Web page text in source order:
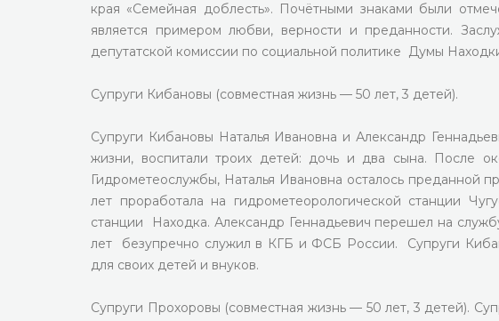
края «Семейная доблесть». Почётными знаками были
является примером любви, верности и преданности.
депутатской комиссии по социальной политике Думы
Супруги Кибановы (совместная жизнь — 50 лет, 3 детей).
Супруги Кибановы Наталья Ивановна и Александр
жизни, воспитали троих детей: дочь и два сына. После
Гидрометеослужбы, Наталья Ивановна осталось преданной
лет проработала на гидрометеорологической станции
станции Находка. Александр Геннадьевич перешел на
лет безупречно служил в КГБ и ФСБ России. Супруги
для своих детей и внуков.
Супруги Прохоровы (совместная жизнь — 50 лет, 3 детей).